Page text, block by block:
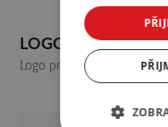
LOGO VELETRHU
Logo pro použití v